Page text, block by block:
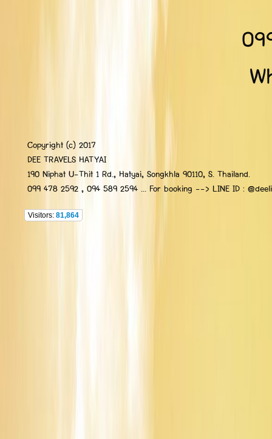
Copyright (c) 2017
DEE TRAVELS HATYAI
190 Niphat U-Thit 1 Rd., Hatyai, Songkhla 90110, S. Thailand.
099 478 2592 , 094 589 2594 ... For booking --> LINE ID :
Visitors: 81,864